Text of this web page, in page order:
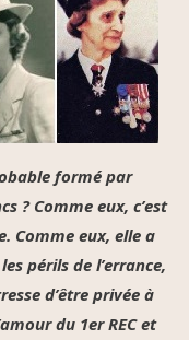
formé par
? Comme eux, c’est
Comme eux, elle a
périls de l’errance,
d’être privée à
du 1er REC et